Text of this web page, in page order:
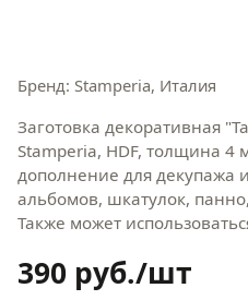
Бренд: Stamperia, Италия
Заготовка декоративная
Stamperia, HDF, толщина 4
дополнение для декупажа
альбомов, шкатулок,
Также может
390 руб./шт